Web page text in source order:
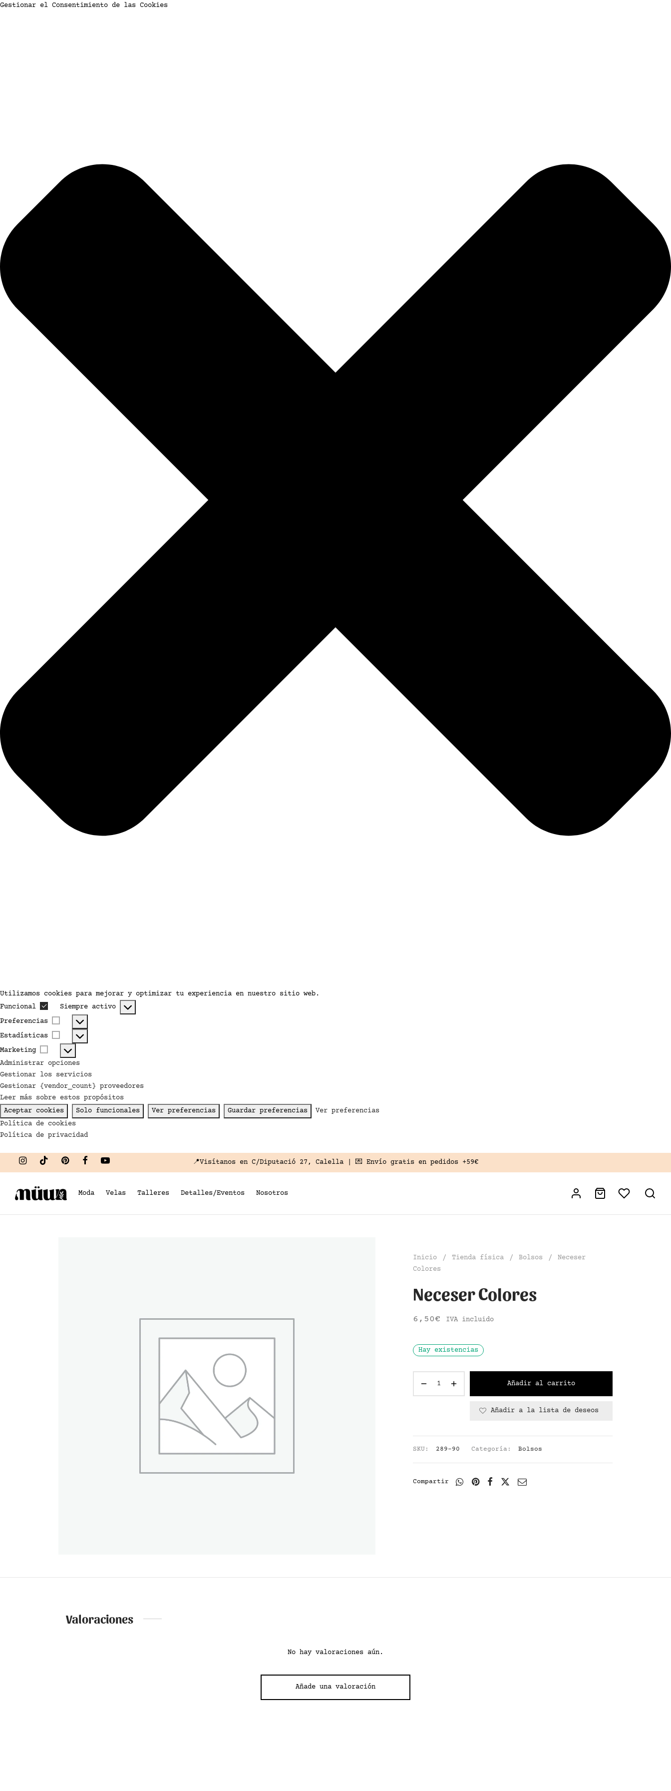
Gestionar el Consentimiento de las Cookies
Utilizamos cookies para mejorar y optimizar tu experiencia en nuestro sitio web.
Funcional
Funcional
Siempre activo
Preferencias
Preferencias
Estadísticas
Estadísticas
Marketing
Marketing
Administrar opciones
Gestionar los servicios
Gestionar {vendor_count} proveedores
Leer más sobre estos propósitos
Aceptar cookies
Solo funcionales Ver preferencias Guardar preferencias
Ver preferencias
Política de cookies
Política de privacidad
📍Visítanos en C/Diputació 27, Calella| 💌 Envío gratis en pedidos +59€
Moda Velas Talleres Detalles/Eventos Nosotros
Inicio / Tienda física / Bolsos /
Neceser
Colores
Neceser Colores
6,50€ IVA incluido
Hay existencias
Añadir al carrito
Añadir a la lista de deseos
SKU: 289-90 Categoría: Bolsos
Compartir
Valoraciones
No hay valoraciones aún.
Añade una valoración